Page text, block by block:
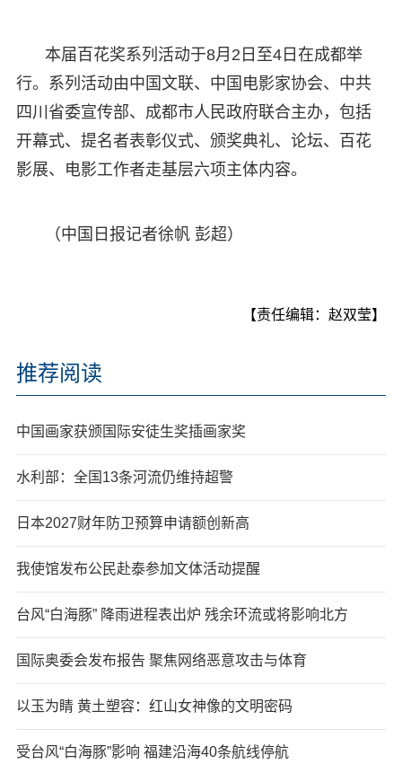
本届百花奖系列活动于8月2日至4日在成都举
行。系列活动由中国文联、中国电影家协会、中共
四川省委宣传部、成都市人民政府联合主办，包括
开幕式、提名者表彰仪式、颁奖典礼、论坛、百花
影展、电影工作者走基层六项主体内容。
（中国日报记者徐帆 彭超）
【责任编辑：赵双莹】
推荐阅读
中国画家获颁国际安徒生奖插画家奖
水利部：全国13条河流仍维持超警
日本2027财年防卫预算申请额创新高
我使馆发布公民赴泰参加文体活动提醒
台风“白海豚” 降雨进程表出炉 残余环流或将影响北方
国际奥委会发布报告 聚焦网络恶意攻击与体育
以玉为睛 黄土塑容：红山女神像的文明密码
受台风“白海豚”影响 福建沿海40条航线停航